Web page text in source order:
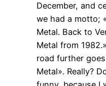
December, and
we had a motto;
Metal. Back to
Metal from
road further
Metal». Really?